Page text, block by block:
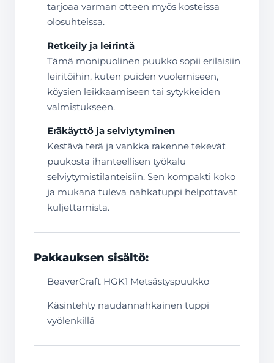
tarjoaa varman otteen myös kosteissa
olosuhteissa.
Retkeily ja leirintä
Tämä monipuolinen puukko sopii erilaisiin
leiritöihin, kuten puiden vuolemiseen,
köysien leikkaamiseen tai sytykkeiden
valmistukseen.
Eräkäyttö ja selviytyminen
Kestävä terä ja vankka rakenne tekevät
puukosta ihanteellisen työkalu
selviytymistilanteisiin. Sen kompakti koko
ja mukana tuleva nahkatuppi helpottavat
kuljettamista.
Pakkauksen sisältö:
BeaverCraft HGK1 Metsästyspuukko
Käsintehty naudannahkainen tuppi
vyölenkillä